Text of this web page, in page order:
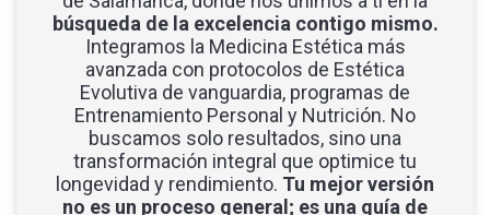
Contactar por Whatsapp
búsqueda de la excelencia contigo mismo.
Integramos la Medicina Estética más
avanzada con protocolos de Estética
Evolutiva de vanguardia, programas de
Entrenamiento Personal y Nutrición. No
buscamos solo resultados, sino una
transformación integral que optimice tu
longevidad y rendimiento. Tu mejor versión
no es un proceso general; es una guía de